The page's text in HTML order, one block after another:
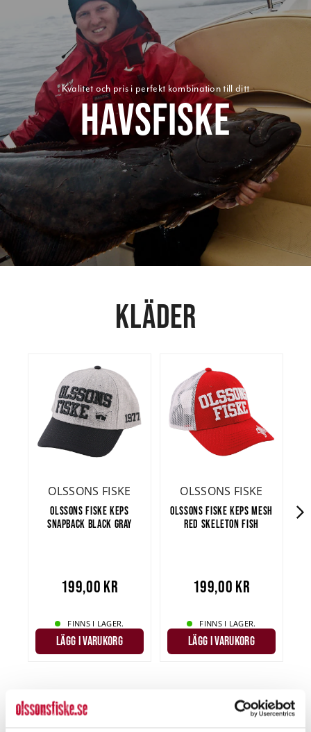
Kvalitet och pris i perfekt kombination till ditt
HAVSFISKE
KLÄDER
OLSSONS FISKE
OLSSONS FISKE KEPS
SNAPBACK BLACK GRAY
199,00 kr
FINNS I LAGER.
LÄGG I VARUKORG
OLSSONS FISKE
OLSSONS FISKE KEPS MESH
RED SKELETON FISH
199,00 kr
FINNS I LAGER.
LÄGG I VARUKORG
POPULÄRA PRODUKTER